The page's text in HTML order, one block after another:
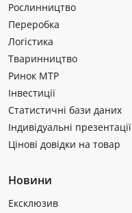
Рослинництво
Переробка
Логістика
Тваринництво
Ринок МТР
Інвестиції
Статистичні бази даних
Індивідуальні презентації
Цінові довідки на товар
Новини
Ексклюзив